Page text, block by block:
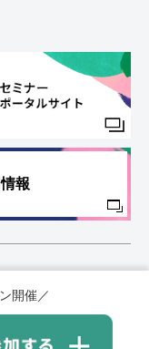
開催／
報
会社概要